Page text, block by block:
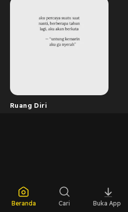
Ruang Diri
Beranda Cari Buka App